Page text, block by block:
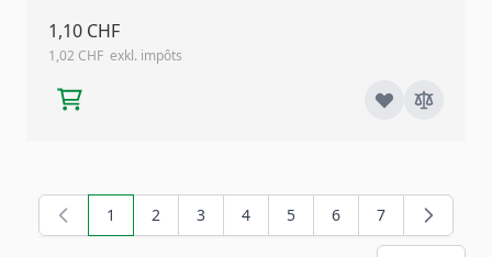
1,10 CHF
1,02 CHF
Vous lisez actuellement la page
1 Page
2 Page
3 Page
4 Page
5 Page
6 Page
7